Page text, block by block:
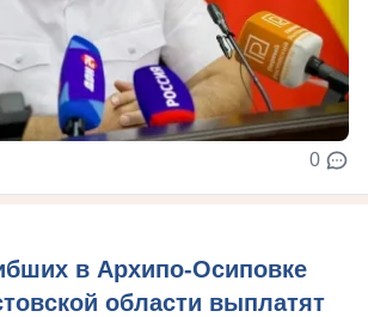
0
в Архипо-Осиповке
области выплатят